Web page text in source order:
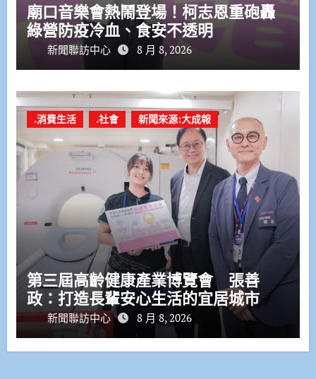
廟口音樂會熱鬧登場！柯志恩重砲轟
綠營防疫冷血、食安不透明
新聞聯訪中心 8 月 8, 2026
.消費生活 .社會 新聞來源:大成報
第三屆高齡健康產業博覽會 張善
政：打造長輩安心生活的宜居城市
新聞聯訪中心 8 月 8, 2026